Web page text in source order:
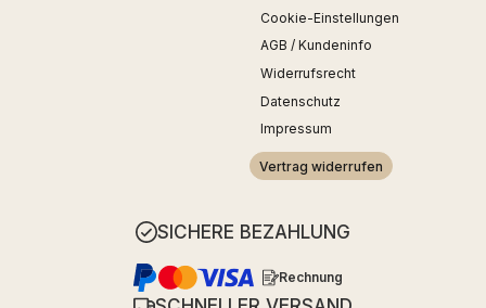
Cookie-Einstellungen
AGB / Kundeninfo
Widerrufsrecht
Datenschutz
Impressum
Vertrag widerrufen
SICHERE BEZAHLUNG
Rechnung